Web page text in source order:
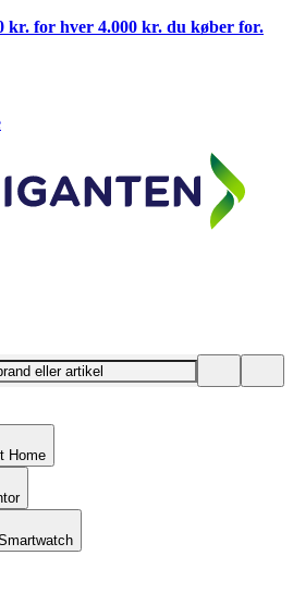
kr. for hver 4.000 kr. du køber for.
Home